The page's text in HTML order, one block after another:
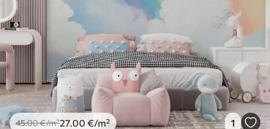
45.00€/m²27 .00 €/m² 1